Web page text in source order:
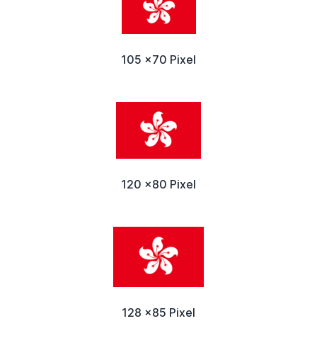
105 x70 Pixel
120 x80 Pixel
128 x85 Pixel